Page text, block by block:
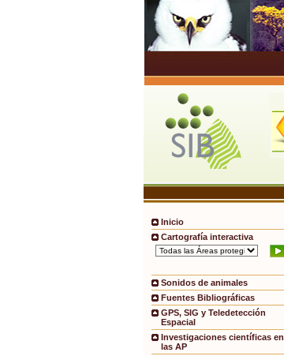
Inicio
Cartografía interactiva
Sonidos de animales
Fuentes Bibliográficas
GPS, SIG y Teledetección
Espacial
Investigaciones científicas en
las AP